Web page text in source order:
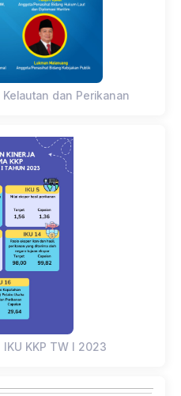
dan Perikanan
KKP TW I 2023